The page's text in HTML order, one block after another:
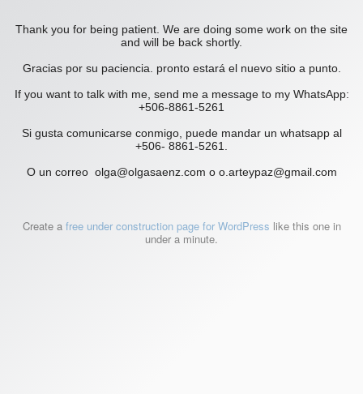
Thank you for being patient. We are doing some work on the site
and will be back shortly.
Gracias por su paciencia. pronto estará el nuevo sitio a punto.
If you want to talk with me, send me a message to my WhatsApp:
+506-8861-5261
Si gusta comunicarse conmigo, puede mandar un whatsapp al
+506- 8861-5261.
O un correo olga@olgasaenz.com o o.arteypaz@gmail.com
Create a free under construction page for WordPress like this one in
under a minute.